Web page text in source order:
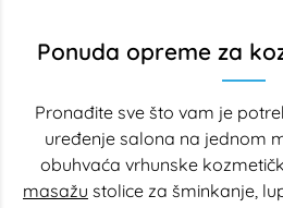
Ponuda opreme za
Pronađite sve što vam je
uređenje salona na jednom
obuhvaća vrhunske
masažu stolice za šminkanje,